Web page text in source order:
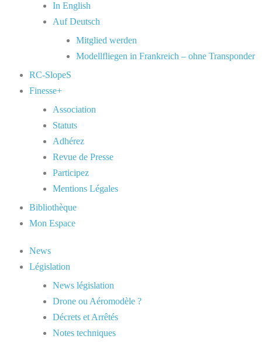
In English
Auf Deutsch
Mitglied werden
Modellfliegen in Frankreich – ohne Transponder
RC-SlopeS
Finesse+
Association
Statuts
Adhérez
Revue de Presse
Participez
Mentions Légales
Bibliothèque
Mon Espace
News
Législation
News législation
Drone ou Aéromodèle ?
Décrets et Arrêtés
Notes techniques